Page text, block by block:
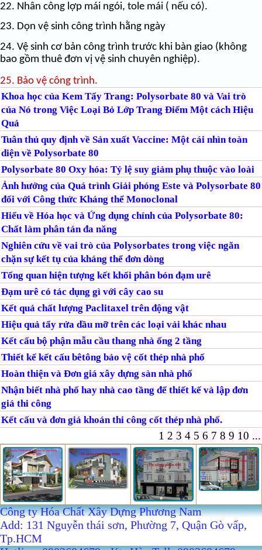
22. Nhân công lợp mái ngói, tole mái ( nếu có).
23. Dọn vệ sinh công trình hằng ngày
24. Vệ sinh cơ bản công trình trước khi bàn giao (không
bao gồm thuê đơn vị vệ sinh chuyên nghiệp).
25. Bảo vệ công trình.
Khoa học của Kem Tẩy Trang: Polysorbate 80 và Vai trò
của Nó trong Việc Loại Bỏ Lớp Trang Điểm Một cách Hiệu
Quả
Tuân thủ quy định về Sản xuất Vaccine: Một cái nhìn toàn
diện về Polysorbate 80
Polysorbate 80 Oxy hóa: Tỷ lệ suy giảm phụ thuộc vào loài
Ảnh hưởng của Quá trình Giải phóng Este và Polysorbate 80
đối với Công thức Kháng thể Monoclonal
Hiểu về Hóa học và Ứng dụng chính của Polysorbate 80:
Chất làm phân tán đa năng
Nghiên cứu về vai trò của Polysorbates trong việc ngăn
chặn sự kết tụ của kháng thể đơn dòng
Tổng quan hiện tượng kết khối phân bón đạm urê
Đạm urê có tác dụng gì với cây cao su
Kết quả chất lượng Paclitaxel trên động vật
Hiệu quả tẩy rửa dầu mỡ trên các loại vải khác nhau
Kết cấu bộ phận mẫu cầu thang nhà ống 2 tầng
Thiết kế kết cấu bêtông bảo vệ cốt thép nhà phố
Hoàn thiện và Đơn giá xây dựng sàn nhà phố
Nhận biết nhà phố hay nhà cao tầng để thiết kế và lập đơn
giá thi công
Kết cấu và đơn giá khoán thi công cốt thép nhà phố.
1 2 3 4 5 6 7 8 9 10 ...
Công ty Hóa Chất Xây Dựng Phương Nam
Add: 131 Nguyễn thái sơn, Phường 7, Quận Gò vấp,
Tp.HCM